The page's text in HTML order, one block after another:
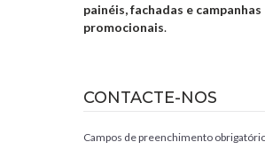
painéis, fachadas e campanhas
promocionais.
CONTACTE-NOS
Campos de preenchimento